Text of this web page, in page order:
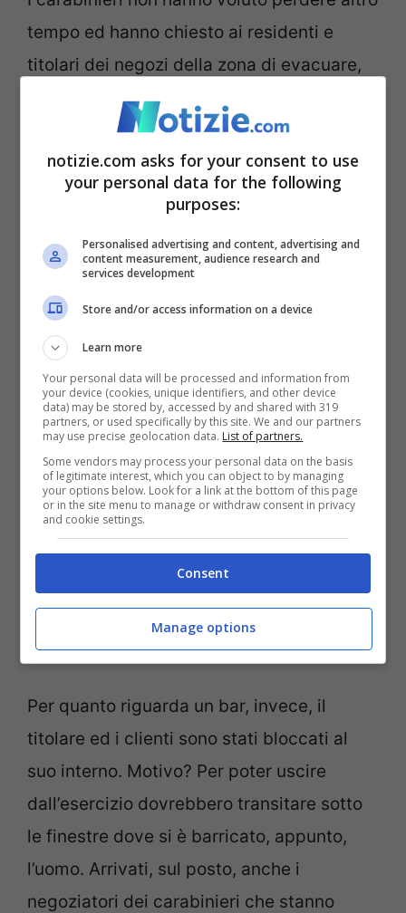
tempo ed hanno chiesto ai residenti e
titolari dei negozi della zona di evacuare,
onde evitare possibili problemi. Buona
parte dei residenti, però, è rimasta chiusa
in casa: a loro, ovviamente, è stato
intimato di non uscire per nessun motivo.
ed anche le vie d’accesso che portano al
centro della città friulana. Il codominio,
dove si trova l’uomo armato, è stato
completamente evacuato.
Carabinieri (Ansa Foto) Notizie.com
Per quanto riguarda un bar, invece, il
titolare ed i clienti sono stati bloccati al
suo interno. Motivo? Per poter uscire
dall’esercizio dovrebbero transitare sotto
le finestre dove si è barricato, appunto,
l’uomo. Arrivati, sul posto, anche i
negoziatori dei carabinieri che stanno
notizie.com asks for your consent to use
your personal data for the following
purposes:
Personalised advertising and content, advertising and
content measurement, audience research and
services development
Store and/or access information on a device
Learn more
Your personal data will be processed and information from
your device (cookies, unique identifiers, and other device
data) may be stored by, accessed by and shared with 319
partners, or used specifically by this site. We and our partners
may use precise geolocation data. List of partners.
Some vendors may process your personal data on the basis
of legitimate interest, which you can object to by managing
your options below. Look for a link at the bottom of this page
or in the site menu to manage or withdraw consent in privacy
and cookie settings.
Consent
Manage options